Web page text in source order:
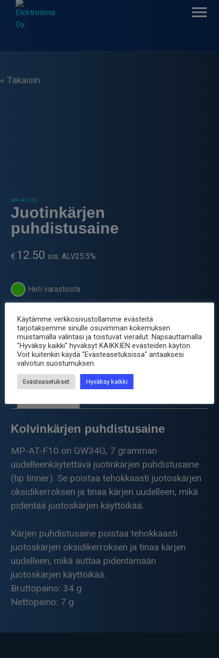
content
« Takaisin
MP-AT-F10
Juotinkärjen
puhdistusaine
€ 12.50 sis. ALV25.5%
Heti varastosta
puhdistusaine
määrä
Tuotetunnus (SKU):MP-AT-F10
Osastot:Huoltotarvikkeet,Juotintelineet ja tarvikkeet
Juotostuotteet,Tinat, Pastat, Fluxit
Kolvinkärjen puhdistusaine
MP-AT-F10 on GW34G, 7 gramman
uudelleenkäytettävä juotinkärjen puhdistusaine
(tip tinner). Se poistaa tehokkaasti juotoskärjen
oksidikerroksen ja tinaa kärjen uudelleen, mikä
pidentää juotoskärjen käyttöikää.
Kärjen puhdistusaine poistaa tehokkaasti
juotoskärjen oksidikerroksen ja tinaa kärjen
uudelleen, mikä auttaa pidentämään
juotoskärjen käyttöikää.
Bruttopaino: 34 g
Nettopaino: 7 g
Käytämme verkkosivustollamme evästeitä
tarjotaksemme sinulle osuvimman kokemuksen
muistamalla valintasi ja toistuvat vierailut. Napsauttamalla
"Hyväksy kaikki" hyväksyt KAIKKIEN evästeiden käytön.
Voit kuitenkin käydä "Evästeasetuksissa" antaaksesi
valvotun suostumuksen.
Evästeasetukset Hyväksy kaikki